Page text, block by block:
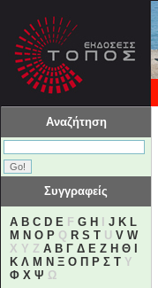
Αναζήτηση
Συγγραφείς
A B C D E F G H J K L
M N O P Q R S T U V W
X Y Z Α Β Γ Δ Ε Ζ Η Θ
Κ Λ Μ Ν Ξ Ο Π Ρ Σ Τ Υ
Φ Χ Ψ Ω